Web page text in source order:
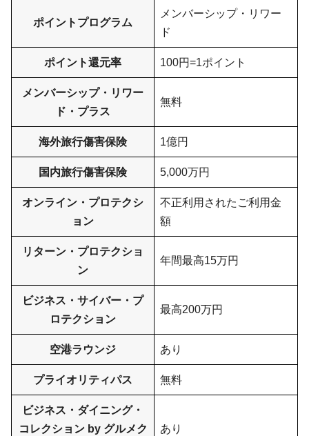
ポイントプログラム
メンバーシップ・リワー
ド
ポイント還元率 100円=1ポイント
メンバーシップ・リワー
ド・プラス
無料
海外旅行傷害保険 1億円
国内旅行傷害保険 5,000万円
オンライン・プロテクシ
ョン
不正利用されたご利用金
額
リターン・プロテクショ
ン
年間最高15万円
ビジネス・サイバー・プ
ロテクション
最高200万円
空港ラウンジ あり
プライオリティパス 無料
ビジネス・ダイニング・
コレクション by グルメク
あり